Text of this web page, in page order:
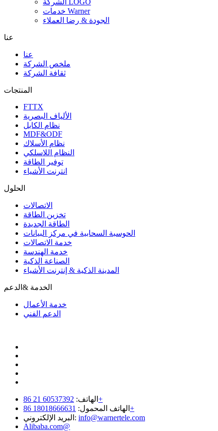
الشركة LOGO
خدمات Warner
الجودة & رضا العملاء
عنا
عنا
ملخص الشركة
ثقافة الشركة
المنتجات
FTTX
الألياف البصرية
نظام الكابل
MDF&ODF
نظام الأسلاك
النظام اللاسلكي
توفير الطاقة
انترنت الأشياء
الحلول
الاتصالات
تخزين الطاقة
الطاقة الجديدة
الحوسبة السحابية في مركز البيانات
خدمة الاتصالات
خدمة الهندسة
الصناعة الذكية
المدينة الذكية & إنترنت الأشياء
الخدمة &الدعم
خدمة الأعمال
الدعم الفني
الهاتف: 60537392 21 86+
الهاتف المحمول: 18018666631 86+
البريد الإلكتروني: info@warnertele.com
Alibaba.com@